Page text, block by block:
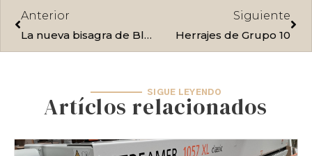
Ant
Anterior
La nueva bisagra de Blum
Siguiente
Herrajes de Grupo 10
SIGUE LEYENDO
Artíclos relacionados